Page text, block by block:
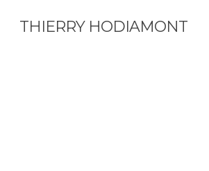
THIERRY HODIAMONT